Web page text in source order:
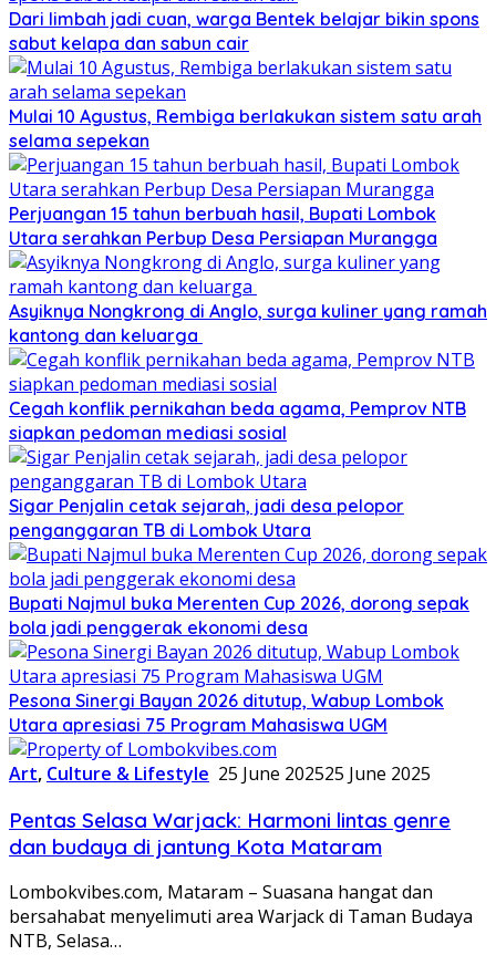
Dari limbah jadi cuan, warga Bentek belajar bikin spons
sabut kelapa dan sabun cair
Mulai 10 Agustus, Rembiga berlakukan sistem satu arah
selama sepekan
Perjuangan 15 tahun berbuah hasil, Bupati Lombok
Utara serahkan Perbup Desa Persiapan Murangga
Asyiknya Nongkrong di Anglo, surga kuliner yang ramah
kantong dan keluarga
Cegah konflik pernikahan beda agama, Pemprov NTB
siapkan pedoman mediasi sosial
Sigar Penjalin cetak sejarah, jadi desa pelopor
penganggaran TB di Lombok Utara
Bupati Najmul buka Merenten Cup 2026, dorong sepak
bola jadi penggerak ekonomi desa
Pesona Sinergi Bayan 2026 ditutup, Wabup Lombok
Utara apresiasi 75 Program Mahasiswa UGM
Art, Culture & Lifestyle 25 June 202525 June 2025
Pentas Selasa Warjack: Harmoni lintas genre
dan budaya di jantung Kota Mataram
Lombokvibes.com, Mataram – Suasana hangat dan
bersahabat menyelimuti area Warjack di Taman Budaya
NTB, Selasa…